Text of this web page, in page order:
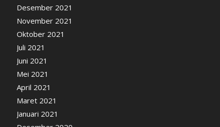
Desember 2021
November 2021
Oktober 2021
Juli 2021
Juni 2021
Mei 2021
April 2021
Maret 2021
Januari 2021